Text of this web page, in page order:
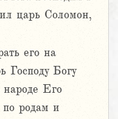
царь Соломон,
его на
Господу Богу
народе Его
по родам и